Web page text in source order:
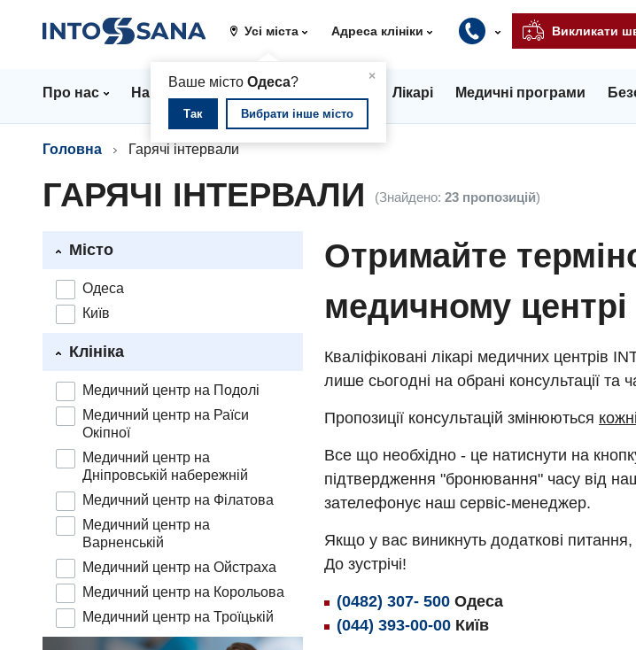
Усі міста
×
Ваше місто Одеса?
Так Вибрати інше місто
Адреса клініки Викликати
Про нас Напрямки Стаціонар Лікарі Медичні програми
Головна Гарячі інтервали
ГАРЯЧІ ІНТЕРВАЛИ (Знайдено: 23 пропозицій)
Місто
Одеса
Київ
Клініка
Медичний центр на Подолі
Медичний центр на Раїси
Окіпної
Медичний центр на
Дніпровській набережній
Медичний центр на Філатова
Медичний центр на
Варненській
Медичний центр на Ойстраха
Медичний центр на Корольова
Медичний центр на Троїцькій
Отримайте
медичному центрі
Кваліфіковані лікарі медичних центрів
лише сьогодні на обрані консультації та
Пропозиції консультацій змінюються
Все що необхідно - це натиснути на
підтвердження "бронювання" часу від
зателефонує наш сервіс-менеджер.
Якщо у вас виникнуть додаткові
До зустрічі!
(0482) 307- 500 Одеса
(044) 393-00-00 Київ